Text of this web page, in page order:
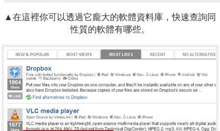
▲在這裡你可以透過它龐大的軟體資料庫，快速查詢同
性質的軟體有哪些。